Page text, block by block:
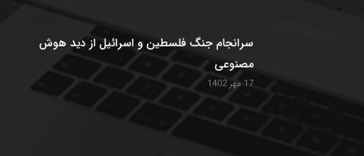
سرانجام جنگ فلسطین و اسرائیل از دید هوش
مصنوعی
17 مهر 1402